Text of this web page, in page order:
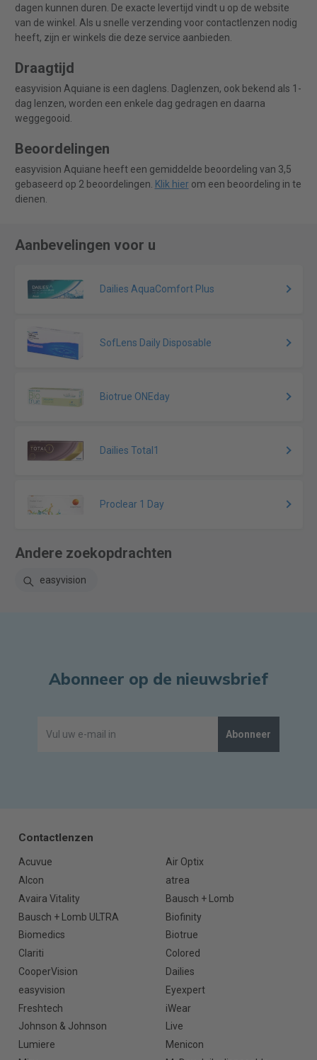
dagen kunnen duren. De exacte levertijd vindt u op de website
van de winkel. Als u snelle verzending voor contactlenzen nodig
heeft, zijn er winkels die deze service aanbieden.
Draagtijd
easyvision Aquiane is een daglens. Daglenzen, ook bekend als 1-
dag lenzen, worden een enkele dag gedragen en daarna
weggegooid.
Beoordelingen
easyvision Aquiane heeft een gemiddelde beoordeling van 3,5
gebaseerd op 2 beoordelingen. Klik hierom een beoordeling in te
dienen.
Aanbevelingen voor u
Dailies AquaComfort Plus
SofLens Daily Disposable
Biotrue ONEday
Dailies Total1
Proclear 1 Day
Andere zoekopdrachten
easyvision
Abonneer op de nieuwsbrief
Abonneer
Contactlenzen
Acuvue
Air Optix
Alcon
atrea
Avaira Vitality
Bausch + Lomb
Bausch + Lomb ULTRA
Biofinity
Biomedics
Biotrue
Clariti
Colored
CooperVision
Dailies
easyvision
Eyexpert
Freshtech
iWear
Johnson & Johnson
Live
Lumiere
Menicon